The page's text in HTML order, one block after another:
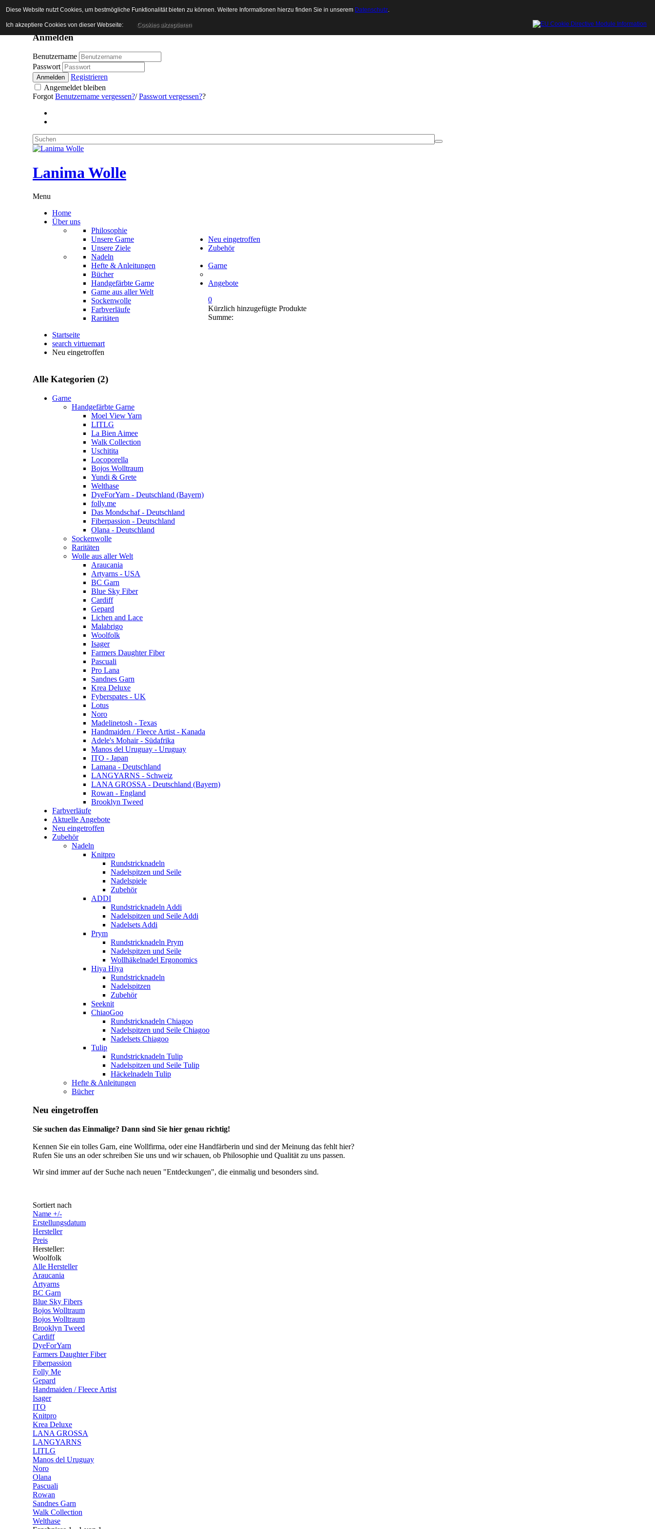
Anmelden Registrieren Wunschliste Kontakt
Anmelden
Benutzername
Passwort
Anmelden
Registrieren
Angemeldet bleiben
ForgotBenutzername vergessen?/Passwort vergessen??
Lanima Wolle
Menu
Home
Über uns
Philosophie
Unsere Garne
Unsere Ziele
Neu eingetroffen
Zubehör
Nadeln
Hefte & Anleitungen
Bücher
Garne
Handgefärbte Garne
Garne aus aller Welt
Sockenwolle
Farbverläufe
Raritäten
Angebote
0
Kürzlich hinzugefügte Produkte
Summe:
Startseite
search virtuemart
Neu eingetroffen
Alle Kategorien (2)
Garne
Handgefärbte Garne
Moel View Yarn
LITLG
La Bien Aimee
Walk Collection
Uschitita
Locoporella
Bojos Wolltraum
Yundi & Grete
Welthase
DyeForYarn - Deutschland (Bayern)
folly.me
Das Mondschaf - Deutschland
Fiberpassion - Deutschland
Olana - Deutschland
Sockenwolle
Raritäten
Wolle aus aller Welt
Araucania
Artyarns - USA
BC Garn
Blue Sky Fiber
Cardiff
Gepard
Lichen and Lace
Malabrigo
Woolfolk
Isager
Farmers Daughter Fiber
Pascuali
Pro Lana
Sandnes Garn
Krea Deluxe
Fyberspates - UK
Lotus
Noro
Madelinetosh - Texas
Handmaiden / Fleece Artist - Kanada
Adele's Mohair - Südafrika
Manos del Uruguay - Uruguay
ITO - Japan
Lamana - Deutschland
LANGYARNS - Schweiz
LANA GROSSA - Deutschland (Bayern)
Rowan - England
Brooklyn Tweed
Farbverläufe
Aktuelle Angebote
Neu eingetroffen
Zubehör
Nadeln
Knitpro
Rundstricknadeln
Nadelspitzen und Seile
Nadelspiele
Zubehör
ADDI
Rundstricknadeln Addi
Nadelspitzen und Seile Addi
Nadelsets Addi
Prym
Rundstricknadeln Prym
Nadelspitzen und Seile
Wollhäkelnadel Ergonomics
Hiya Hiya
Rundstricknadeln
Nadelspitzen
Zubehör
Seeknit
ChiaoGoo
Rundstricknadeln Chiagoo
Nadelspitzen und Seile Chiagoo
Nadelsets Chiagoo
Tulip
Rundstricknadeln Tulip
Nadelspitzen und Seile Tulip
Häckelnadeln Tulip
Hefte & Anleitungen
Bücher
Neu eingetroffen
Sie suchen das Einmalige? Dann sind Sie hier genau richtig!
Kennen Sie ein tolles Garn, eine Wollfirma, oder eine Handfärberin und sind der Meinung das fehlt hier?
Rufen Sie uns an oder schreiben Sie uns und wir schauen, ob Philosophie und Qualität zu uns passen.
Wir sind immer auf der Suche nach neuen "Entdeckungen", die einmalig und besonders sind.
Sortiert nach
Name +/-
Erstellungsdatum
Hersteller
Preis
Hersteller:
Woolfolk
Alle Hersteller
Araucania
Artyarns
BC Garn
Blue Sky Fibers
Bojos Wolltraum
Bojos Wolltraum
Brooklyn Tweed
Cardiff
DyeForYarn
Farmers Daughter Fiber
Fiberpassion
Folly Me
Gepard
Handmaiden / Fleece Artist
Isager
ITO
Knitpro
Krea Deluxe
LANA GROSSA
LANGYARNS
LITLG
Manos del Uruguay
Noro
Olana
Pascuali
Rowan
Sandnes Garn
Walk Collection
Welthase
Diese Website nutzt Cookies, um bestmögliche Funktionalität bieten zu können. Weitere Informationen hierzu finden Sie in unserem Datenschutz.
Ich akzeptiere Cookies von dieser Webseite: Cookies akzeptieren